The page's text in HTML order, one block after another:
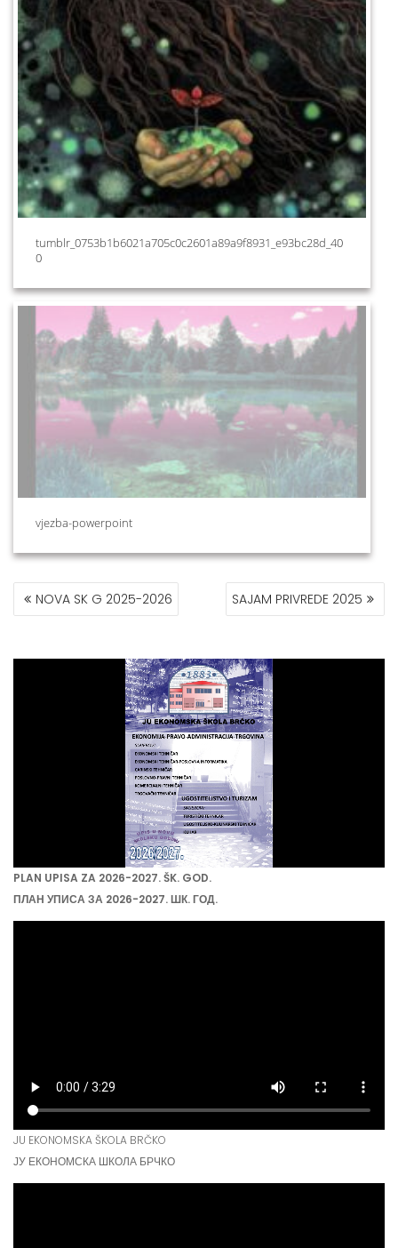
tumblr_0753b1b6021a705c0c2601a89a9f8931_e93bc28d_40
0
vjezba-powerpoint
POST
NAVIGATION
NOVA SK G 2025-2026 SAJAM PRIVREDE 2025
PLAN UPISA ZA 2026-2027. ŠK. GOD.
ПЛАН УПИСА ЗА 2026-2027. ШК. ГОД.
JU EKONOMSKA ŠKOLA BRČKO
ЈУ ЕКОНОМСКА ШКОЛА БРЧКО